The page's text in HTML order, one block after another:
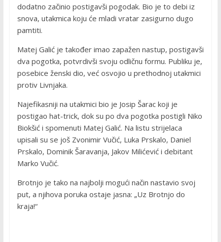
dodatno začinio postigavši pogodak. Bio je to debi iz
snova, utakmica koju će mladi vratar zasigurno dugo
pamtiti.
Matej Galić je također imao zapažen nastup, postigavši
dva pogotka, potvrdivši svoju odličnu formu. Publiku je,
posebice ženski dio, već osvojio u prethodnoj utakmici
protiv Livnjaka.
Najefikasniji na utakmici bio je Josip Šarac koji je
postigao hat-trick, dok su po dva pogotka postigli Niko
Biokšić i spomenuti Matej Galić. Na listu strijelaca
upisali su se još Zvonimir Vučić, Luka Prskalo, Daniel
Prskalo, Dominik Šaravanja, Jakov Milićević i debitant
Marko Vučić.
Brotnjo je tako na najbolji mogući način nastavio svoj
put, a njihova poruka ostaje jasna: „Uz Brotnjo do
kraja!“